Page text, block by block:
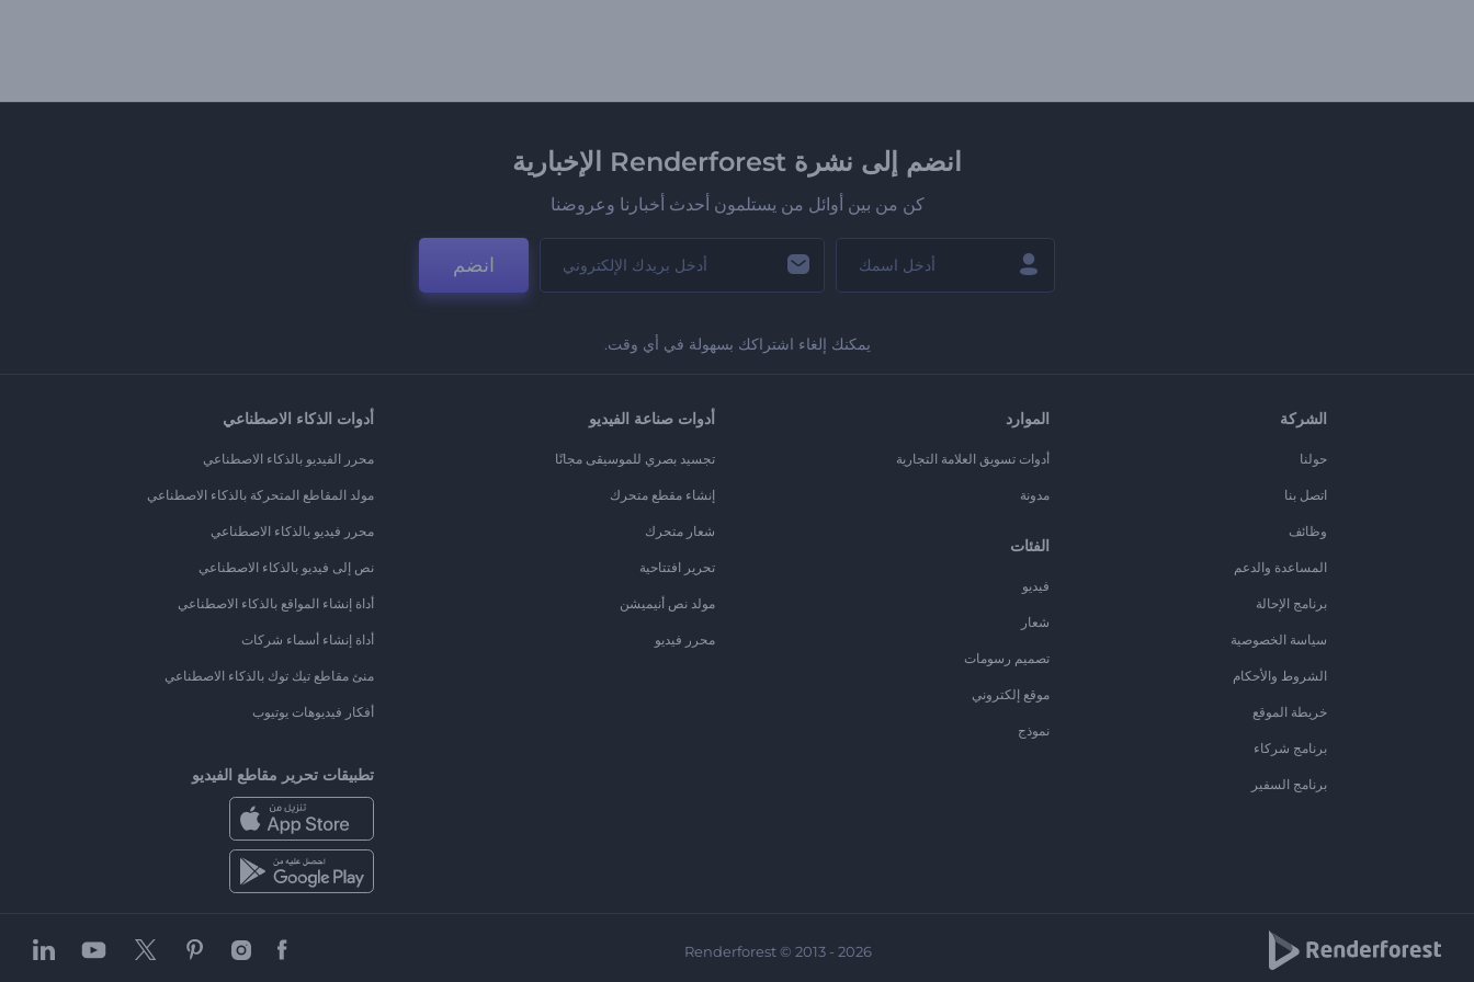
انضم إلى نشرة Renderforest الإخبارية
كن من بين أوائل من يستلمون أحدث أخبارنا وعروضنا
انضم
يمكنك إلغاء اشتراكك بسهولة في أي وقت.
الشركة
حولنا
اتصل بنا
وظائف
المساعدة والدعم
برنامج الإحالة
سياسة الخصوصية
الشروط والأحكام
خريطة الموقع
برنامج شركاء
برنامج السفير
الموارد
أدوات تسويق العلامة التجارية
مدونة
الفئات
فيديو
شعار
تصميم رسومات
موقع إلكتروني
نموذج
أدوات صناعة الفيديو
تجسيد بصري للموسيقى مجانًا
إنشاء مقطع متحرك
شعار متحرك
تحرير افتتاحية
مولد نص أنيميشن
محرر فيديو
أدوات الذكاء الاصطناعي
محرر الفيديو بالذكاء الاصطناعي
مولد المقاطع المتحركة بالذكاء الاصطناعي
محرر فيديو بالذكاء الاصطناعي
نص إلى فيديو بالذكاء الاصطناعي
أداة إنشاء المواقع بالذكاء الاصطناعي
أداة إنشاء أسماء شركات
منئ مقاطع تيك توك بالذكاء الاصطناعي
أفكار فيديوهات يوتيوب
تطبيقات تحرير مقاطع الفيديو
Renderforest © 2013 - 2026